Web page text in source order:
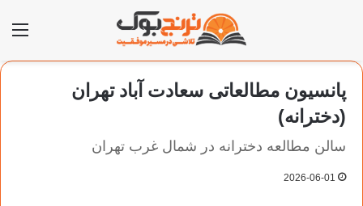
پانسیون مطالعاتی سعادت آباد تهران
(دخترانه)
سالن مطالعه دخترانه در شمال غرب تهران
2026-06-01